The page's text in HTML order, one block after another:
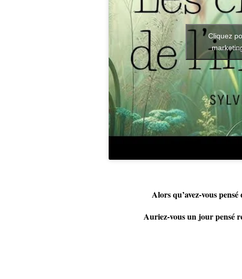
Cliquez
Alors qu’avez-vous
Auriez-vous un jour pensé